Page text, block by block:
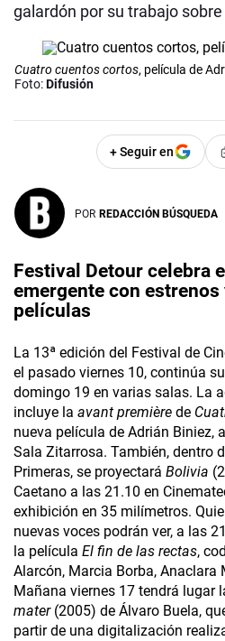
galardón por su trabajo
Cuatro cuentos cortos, película de
Foto:Difusión
+ Seguir en
POR REDACCIÓN BÚSQUEDA
Festival Detour celebra
emergente con estrenos
películas
La 13ª edición del Festival de
el pasado viernes 10, continúa
domingo 19 en varias salas. La
incluye la avant première de
nueva película de Adrián Biniez,
Sala Zitarrosa. También, dentro
Primeras, se proyectará Bolivia
Caetano a las 21.10 en
exhibición en 35 milímetros.
nuevas voces podrán ver, a las
la película El fin de las rectas,
Alarcón, Marcia Borba, Anaclara
Mañana viernes 17 tendrá lugar
mater(2005) de Álvaro Buela,
partir de una digitalización